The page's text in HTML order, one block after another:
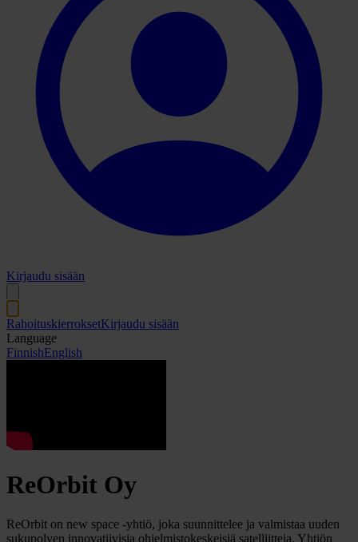
Kirjaudu sisään
RahoituskierroksetKirjaudu sisään
Language
FinnishEnglish
ReOrbit Oy
ReOrbit on new space -yhtiö, joka suunnittelee ja valmistaa uuden
sukupolven innovatiivisia ohjelmistokeskeisiä satelliitteja. Yhtiön